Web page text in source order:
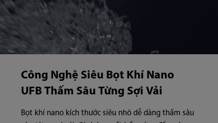
Công Nghệ Siêu Bọt Khí Nano
UFB Thấm Sâu Từng Sợi Vải
Bọt khí nano kích thước siêu nhỏ dễ dàng thấm sâu